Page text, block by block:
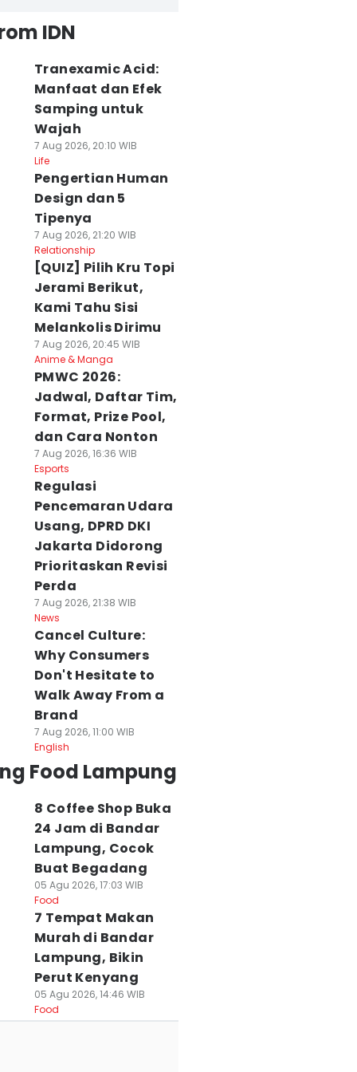
IDN
Tranexamic Acid:
Manfaat dan Efek
Samping untuk
Wajah
7 Aug 2026, 20:10 WIB
Life
Pengertian Human
Design dan 5
Tipenya
7 Aug 2026, 21:20 WIB
Relationship
[QUIZ] Pilih Kru Topi
Jerami Berikut,
Kami Tahu Sisi
Melankolis Dirimu
7 Aug 2026, 20:45 WIB
Anime & Manga
PMWC 2026:
Jadwal, Daftar Tim,
Format, Prize Pool,
dan Cara Nonton
7 Aug 2026, 16:36 WIB
Esports
Regulasi
Pencemaran Udara
Usang, DPRD DKI
Jakarta Didorong
Prioritaskan Revisi
Perda
7 Aug 2026, 21:38 WIB
News
Cancel Culture:
Why Consumers
Don't Hesitate to
Walk Away From a
Brand
7 Aug 2026, 11:00 WIB
English
Food Lampung
8 Coffee Shop Buka
24 Jam di Bandar
Lampung, Cocok
Buat Begadang
05 Agu 2026, 17:03 WIB
Food
7 Tempat Makan
Murah di Bandar
Lampung, Bikin
Perut Kenyang
05 Agu 2026, 14:46 WIB
Food